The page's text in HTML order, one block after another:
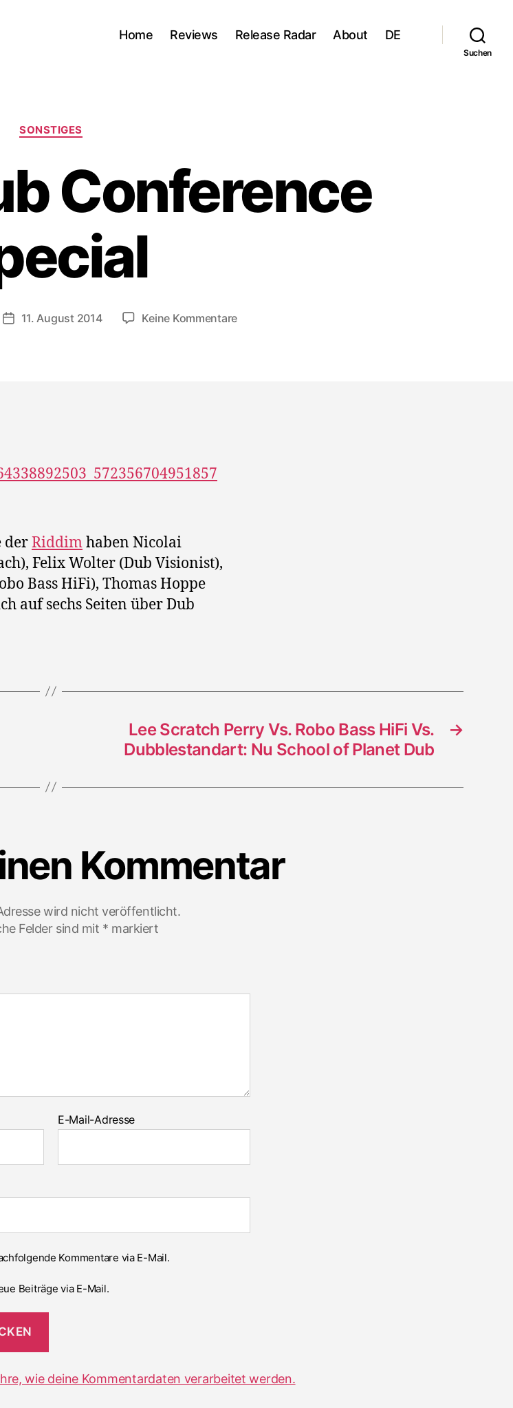
Home Reviews Release Radar About DE
Suchen
Kategorien
SONSTIGES
Conference
Veröffentlichungsdatum
11. August 2014 Keine Kommentarezu
derRiddimhaben Nicolai
Felix Wolter (Dub Visionist),
Bass HiFi), Thomas Hoppe
auf sechs Seiten über Dub
→
Lee Scratch Perry Vs. Robo Bass HiFi Vs.
Dubblestandart: Nu School of Planet Dub
Kommentar
wird nicht veröffentlicht.
Felder sind mit * markiert
E-Mail-Adresse
Kommentare via E-Mail.
Beiträge via E-Mail.
wie deine Kommentardaten verarbeitet werden.